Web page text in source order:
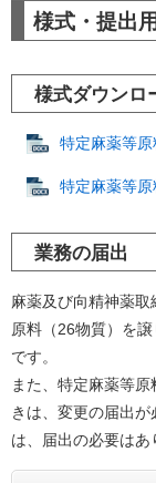
様式・提出
様式ダウンロ
特定麻薬等原
特定麻薬等原
業務の届出
麻薬及び向精神薬
原料（26物質）を
です。
また、特定麻薬等
きは、変更の届出
は、届出の必要はあ